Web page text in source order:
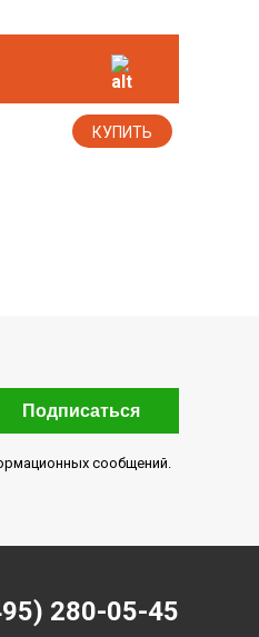
КУПИТЬ
Подписаться
сообщений.
280-05-45